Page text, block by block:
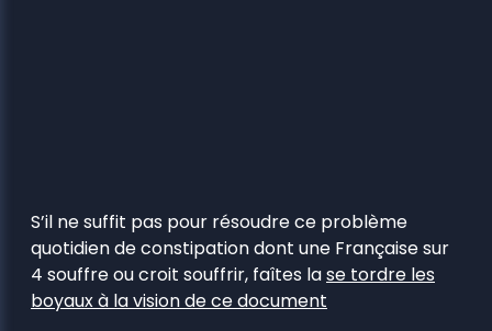
S’il ne suffit pas pour résoudre ce problème
quotidien de constipation dont une Française sur
4 souffre ou croit souffrir, faîtes lase tordre les
boyaux à la vision de ce document